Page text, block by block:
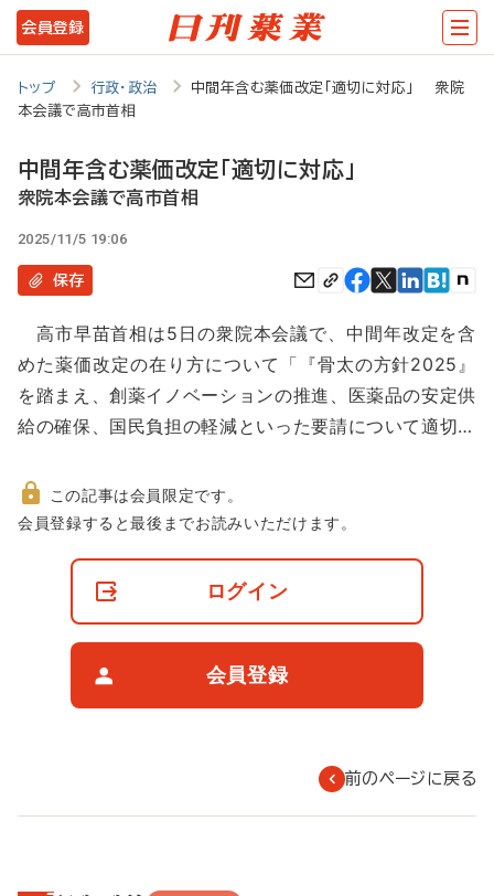
メ
イ
テ
ツ
に
動
会員登録
トップ 行政・政治
中間年含む薬価改定「適切に対応」 衆院
本会議で高市首相
中間年含む薬価改定「適切に対応」
衆院本会議で高市首相
2025/11/5 19:06
保存
高市早苗首相は5日の衆院本会議で、中間年改定を含
めた薬価改定の在り方について「『骨太の方針2025』
を踏まえ、創薬イノベーションの推進、医薬品の安定供
給の確保、国民負担の軽減といった要請について適切…
非
この記事は会員限定です。
会員登録すると最後までお読みいただけます。
ログイン
会員登録
前のページに戻る